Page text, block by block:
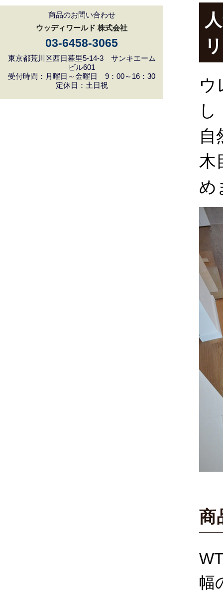
商品のお問い合わせ
ウッディワールド 株式会社
03-6458-3065
東京都荒川区西日暮里5-14-3 サンキエーム
ビル601
受付時間：月曜日～金曜日 9：00～16：30
定休日：土日祝
ウ
自
木
め
商
幅